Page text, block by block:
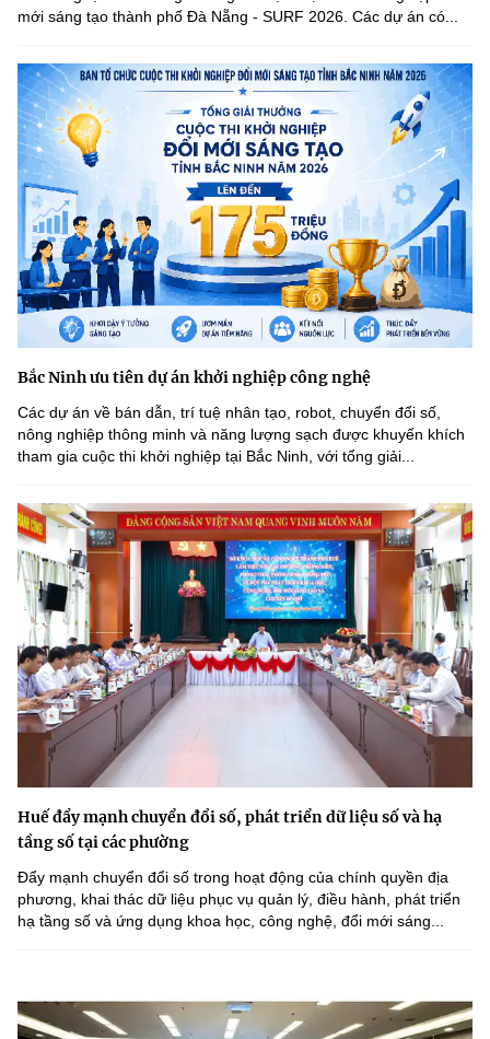
mới sáng tạo thành phố Đà Nẵng - SURF 2026. Các dự án có...
Bắc Ninh ưu tiên dự án khởi nghiệp công nghệ
Các dự án về bán dẫn, trí tuệ nhân tạo, robot, chuyển đổi số,
nông nghiệp thông minh và năng lượng sạch được khuyến khích
tham gia cuộc thi khởi nghiệp tại Bắc Ninh, với tổng giải...
Huế đẩy mạnh chuyển đổi số, phát triển dữ liệu số và hạ
tầng số tại các phường
Đẩy mạnh chuyển đổi số trong hoạt động của chính quyền địa
phương, khai thác dữ liệu phục vụ quản lý, điều hành, phát triển
hạ tầng số và ứng dụng khoa học, công nghệ, đổi mới sáng...